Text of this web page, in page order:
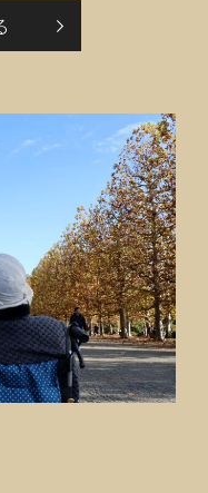
学生さんも、ご入